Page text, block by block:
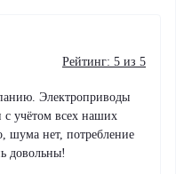
Рейтинг: 5 из 5
Электроприводы
с учётом всех наших
шума нет, потребление
довольны!